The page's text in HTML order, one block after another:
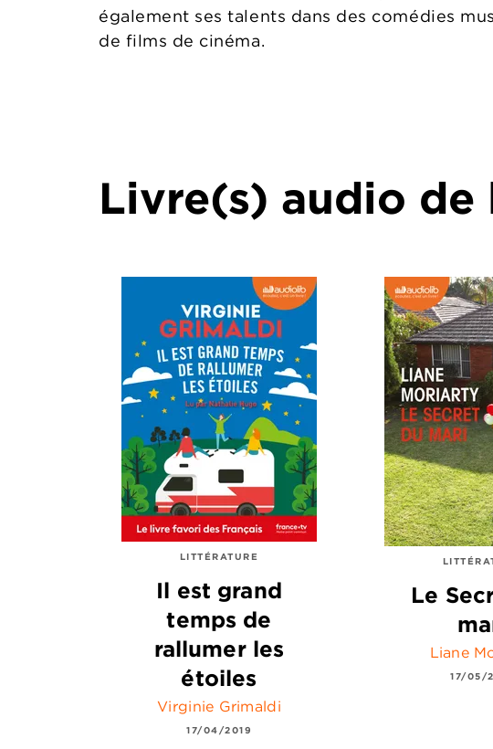
également ses talents dans des comédies
de films de cinéma.
Livre(s) audio
LITTÉRATURE
Il est grand
temps de
rallumer les
étoiles
Virginie Grimaldi
17/04/2019
Le
Liane
17/05/